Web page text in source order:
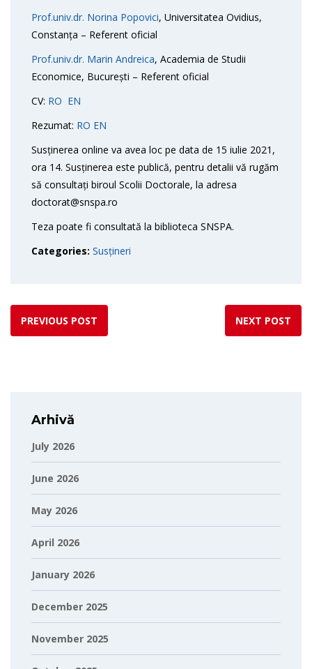
Prof.univ.dr. Norina Popovici, Universitatea Ovidius,
Constanța – Referent oficial
Prof.univ.dr. Marin Andreica, Academia de Studii
Economice, București – Referent oficial
CV: RO EN
Rezumat: RO EN
Susținerea online va avea loc pe data de 15 iulie 2021,
ora 14. Susținerea este publică, pentru detalii vă rugăm
să consultați biroul Scolii Doctorale, la adresa
doctorat@snspa.ro
Teza poate fi consultată la biblioteca SNSPA.
Categories: Susțineri
PREVIOUS POST NEXT POST
Arhivă
July 2026
June 2026
May 2026
April 2026
January 2026
December 2025
November 2025